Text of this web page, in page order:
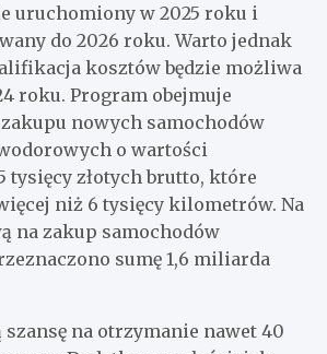
uruchomiony w 2025 roku i
do 2026 roku. Warto jednak
kosztów będzie możliwa
roku. Program obejmuje
nowych samochodów
o wartości
tysięcy złotych brutto, które
niż 6 tysięcy kilometrów. Na
na zakup samochodów
sumę 1,6 miliarda
szansę na otrzymanie nawet 40